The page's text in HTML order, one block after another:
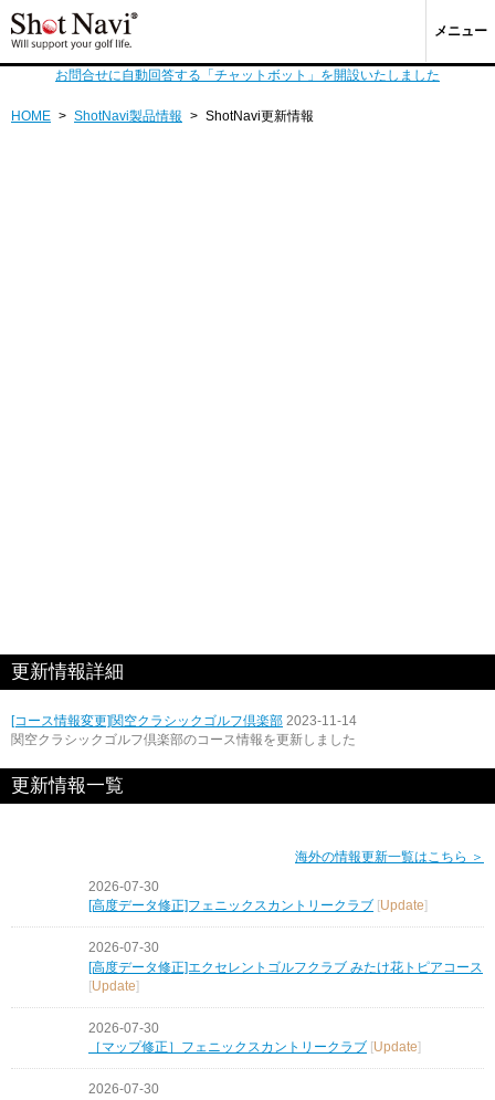
メニュー
お問合せに自動回答する「チャットボット」を開設いたしました
HOME > ShotNavi製品情報 > ShotNavi更新情報
更新情報詳細
[コース情報変更]関空クラシックゴルフ倶楽部 2023-11-14
関空クラシックゴルフ倶楽部のコース情報を更新しました
更新情報一覧
海外の情報更新一覧はこちら ＞
2026-07-30
[高度データ修正]フェニックスカントリークラブ
Update
2026-07-30
[高度データ修正]エクセレントゴルフクラブ みたけ花トピアコース
[Update]
2026-07-30
［マップ修正］フェニックスカントリークラブ [Update]
2026-07-30